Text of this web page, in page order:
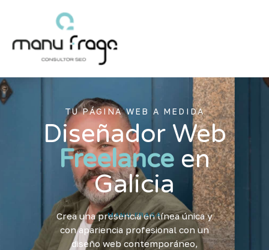
TU PÁGINA WEB A MEDIDA
Diseñador Web
Freelance en
Galicia
Crea una presencia en línea única y
con apariencia profesional con un
diseño web contemporáneo,
MANU FRAGA